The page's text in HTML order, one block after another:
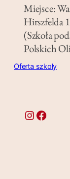
Miejsce:
Hirszfelda
(Szkoła
Polskich
Oferta szkoły
Instagram Facebook